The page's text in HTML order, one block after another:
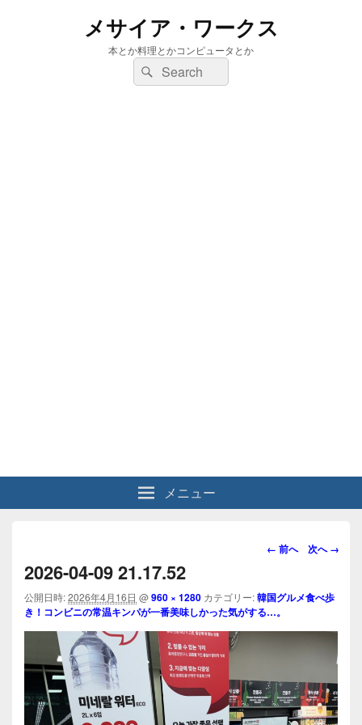
メサイア・ワークス
本とか料理とかコンピュータとか
検
索:
検
索
メニュー
画
ビ
ゲ
ー
ン
← 前へ 次へ →
2026-04-09 21.17.52
公開日時:2026年4月16日 @960 × 1280 カテゴリー:韓国グルメ食べ歩
き！コンビニの常温キンパが一番美味しかった気がする…。